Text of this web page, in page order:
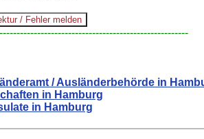
/ Ausländerbehörde in
in Hamburg
in Hamburg